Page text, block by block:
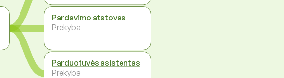
Pardavimo atstovas
Prekyba
Parduotuvės asistentas
Prekyba